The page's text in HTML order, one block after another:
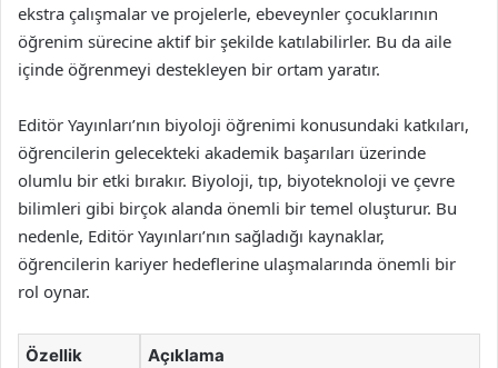
ekstra çalışmalar ve projelerle, ebeveynler çocuklarının
öğrenim sürecine aktif bir şekilde katılabilirler. Bu da aile
içinde öğrenmeyi destekleyen bir ortam yaratır.
Editör Yayınları’nın biyoloji öğrenimi konusundaki katkıları,
öğrencilerin gelecekteki akademik başarıları üzerinde
olumlu bir etki bırakır. Biyoloji, tıp, biyoteknoloji ve çevre
bilimleri gibi birçok alanda önemli bir temel oluşturur. Bu
nedenle, Editör Yayınları’nın sağladığı kaynaklar,
öğrencilerin kariyer hedeflerine ulaşmalarında önemli bir
rol oynar.
Özellik Açıklama